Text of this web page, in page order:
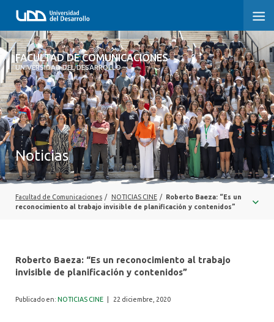
FACULTAD DE COMUNICACIONES
UNIVERSIDAD DEL DESARROLLO
FACULTAD DE COMUNICACIONES
INICIO
SOBRE LA FACULTAD
CARRERAS
POSTGRADOS Y EDUCACIÓN CONTINUA
INVESTIGACIÓN
ALUMNI
Noticias
Facultad de Comunicaciones / NOTICIAS CINE / Roberto Baeza: “Es un
reconocimiento al trabajo invisible de planificación y contenidos”
Roberto Baeza: “Es un reconocimiento al trabajo
invisible de planificación y contenidos”
Publicado en: NOTICIAS CINE 22 diciembre, 2020